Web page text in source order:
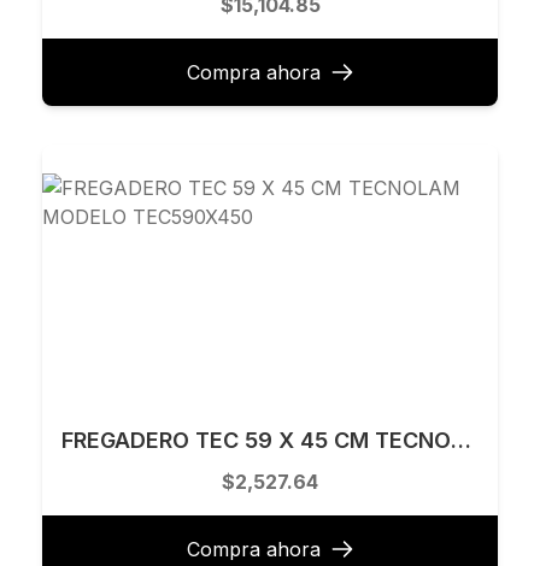
Compra ahora
FREGADERO TEC 59 X 45 CM TECNOLAM MODELO TEC590X450
$2,527.64
Compra ahora